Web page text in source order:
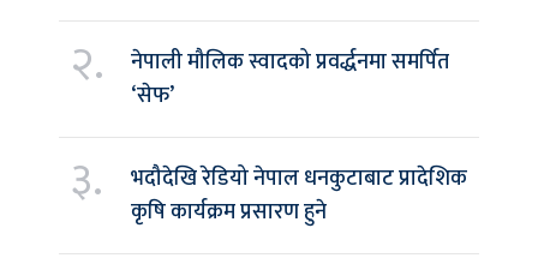
२.
नेपाली मौलिक स्वादको प्रवर्द्धनमा समर्पित
‘सेफ’
३.
भदौदेखि रेडियो नेपाल धनकुटाबाट प्रादेशिक
कृषि कार्यक्रम प्रसारण हुने